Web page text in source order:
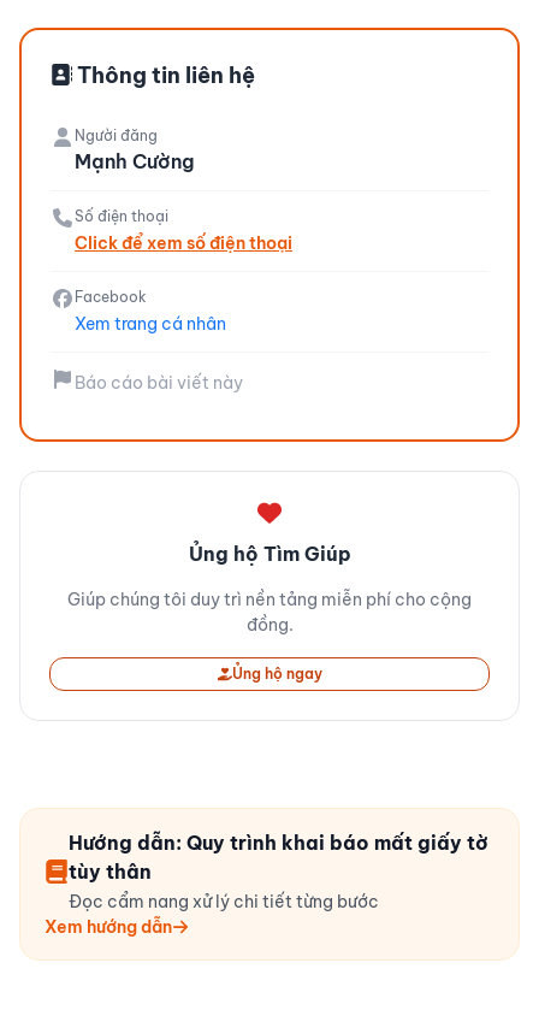
Thông tin liên hệ
Người đăng
Mạnh Cường
Số điện thoại
Click để xem số điện thoại
Facebook
Xem trang cá nhân
Báo cáo bài viết này
Ủng hộ Tìm Giúp
Giúp chúng tôi duy trì nền tảng miễn phí cho cộng
đồng.
Ủng hộ ngay
Hướng dẫn: Quy trình khai báo mất giấy tờ
tùy thân
Đọc cẩm nang xử lý chi tiết từng bước
Xem hướng dẫn